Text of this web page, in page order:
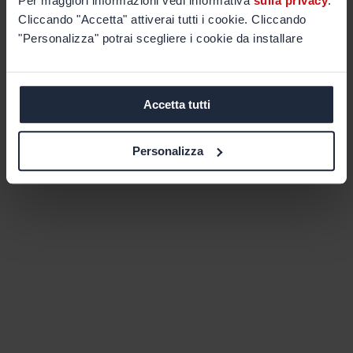
Cliccando "Accetta" attiverai tutti i cookie. Cliccando
"Personalizza" potrai scegliere i cookie da installare
Accetta tutti
Personalizza